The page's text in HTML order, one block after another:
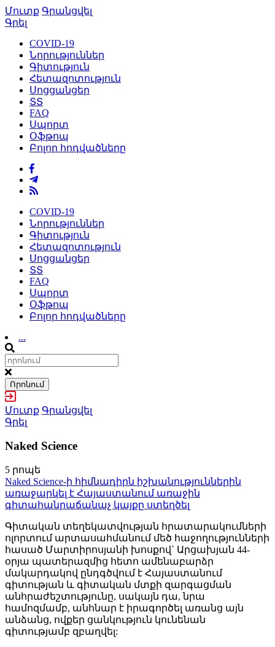
Մուտք Գրանցվել
Գրել
COVID-19
Նորություններ
Գիտություն
Հետազոտություն
Սոցցանցեր
ՏՏ
FAQ
Սպորտ
Օֆթոպ
Բոլոր հոդվածները
COVID-19
Նորություններ
Գիտություն
Հետազոտություն
Սոցցանցեր
ՏՏ
FAQ
Սպորտ
Օֆթոպ
Բոլոր հոդվածները
...
Որոնում
Մուտք Գրանցվել
Գրել
Naked Science
5 րոպե
Naked Science-ի հիմնադիրն իշխանություններին
առաջարկել է Հայաստանում առաջին
գիտահանրաճանաչ կայքը ստեղծել
Գիտական տեղեկատվության հրատարակումների
ոլորտում արտասահմանում մեծ հաջողությունների
հասած Մարտիրոսյանի խոսքով` Արցախյան 44-
օրյա պատերազմից հետո ամենաբարձր
մակարդակով ընդգծվում է Հայաստանում
գիտության և գիտական մտքի զարգացման
անհրաժեշտությունը, սակայն դա, նրա
համոզմամբ, անհնար է իրագործել առանց այն
անձանց, ովքեր ցանկություն կունենան
գիտությամբ զբաղվել: